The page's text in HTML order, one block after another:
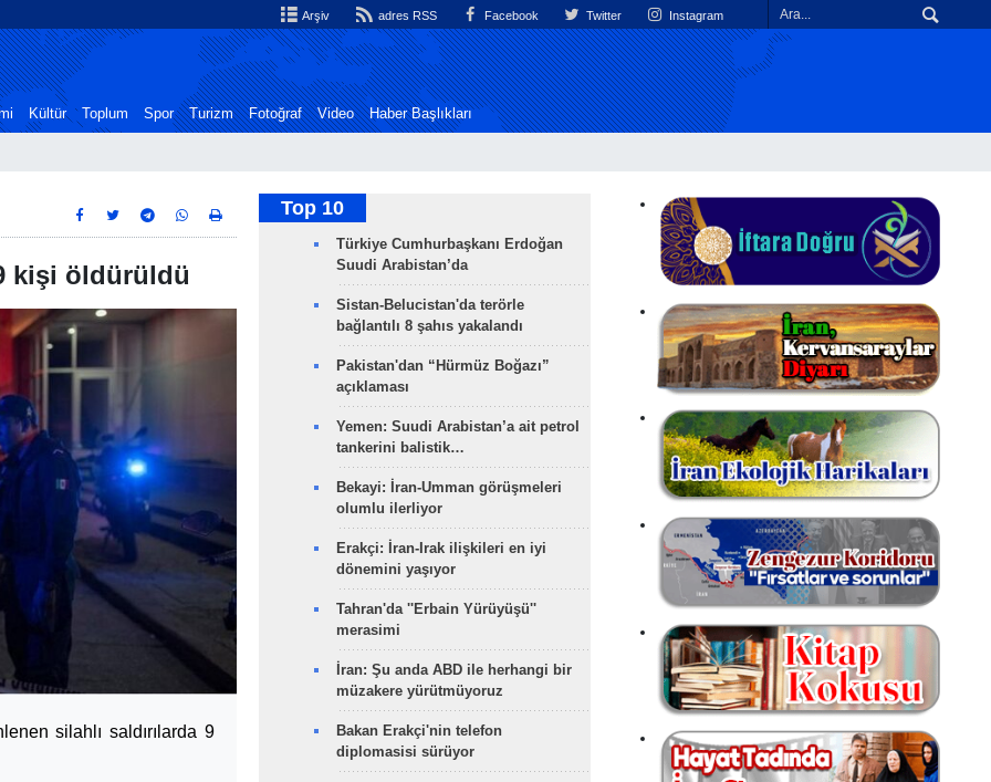
Arşiv adres RSS Facebook Twitter Instagram
Kültür Toplum Spor Turizm Fotoğraf Video Haber Başlıkları
kişi öldürüldü
silahlı saldırılarda 9
Top 10
Türkiye Cumhurbaşkanı Erdoğan
Suudi Arabistan’da
Sistan-Belucistan'da terörle
bağlantılı 8 şahıs yakalandı
Pakistan'dan “Hürmüz Boğazı”
açıklaması
Yemen: Suudi Arabistan’a ait petrol
tankerini balistik…
Bekayi: İran-Umman görüşmeleri
olumlu ilerliyor
Erakçi: İran-Irak ilişkileri en iyi
dönemini yaşıyor
Tahran'da ''Erbain Yürüyüşü''
merasimi
İran: Şu anda ABD ile herhangi bir
müzakere yürütmüyoruz
Bakan Erakçi'nin telefon
diplomasisi sürüyor